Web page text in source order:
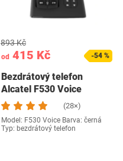
od 415 Kč
893 Kč
-54 %
Bezdrátový telefon
Alcatel F530 Voice
(28×)
Model: F530 Voice Barva: černá
Typ: bezdrátový telefon